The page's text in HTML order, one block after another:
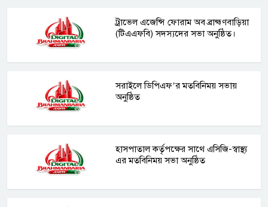
ট্রাভেল এজেন্সি ফোরাম অব ব্রাহ্মণবাড়িয়া
(টিএএফবি) সদস্যদের সভা অনুষ্ঠিত।
সরাইলে ডিপিএফ’র মতবিনিময় সভায়
অনুষ্ঠিত
হাসপাতাল কর্তৃপক্ষের সাথে এসিজি-স্বাস্থ্য
এর মতবিনিময় সভা অনুষ্ঠিত